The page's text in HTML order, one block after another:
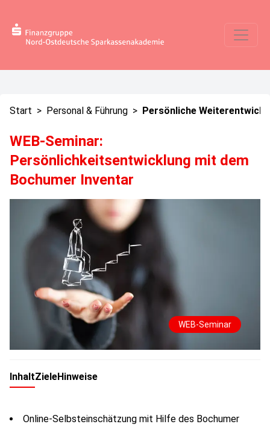
Start > Personal & Führung > Persönliche
WEB-Seminar:
Persönlichkeitsentwicklung mit dem
Bochumer Inventar
WEB-Seminar
InhaltZieleHinweise
Online-Selbsteinschätzung mit Hilfe des Bochumer